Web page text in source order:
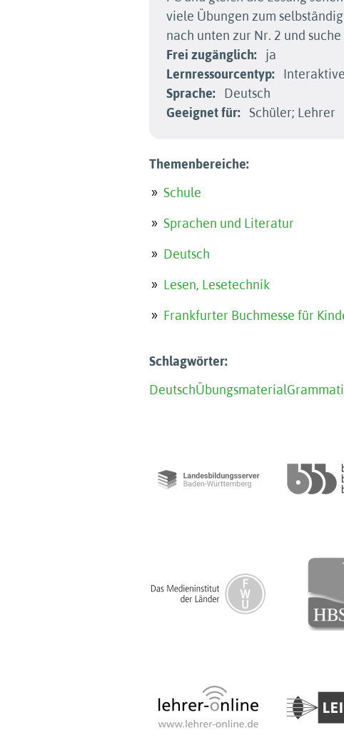
viele Übungen zum
nach unten zur Nr. 2 und
Frei zugänglich:
ja
Lernressourcentyp:
Sprache:
Deutsch
Geeignet für:
Schüler; Lehrer
Themenbereiche:
Schule
Sprachen und Literatur
Deutsch
Lesen, Lesetechnik
Frankfurter Buchmesse für
Schlagwörter:
DeutschÜbungsmaterial